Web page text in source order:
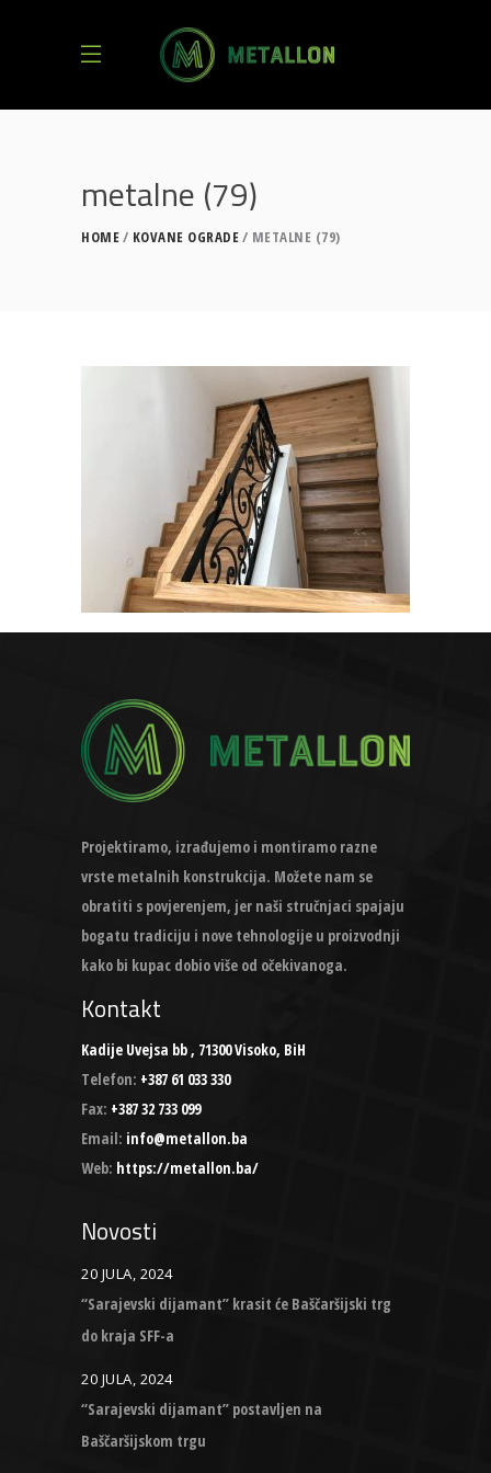
metalne (79)
HOME KOVANE OGRADE METALNE (79)
Projektiramo, izrađujemo i montiramo razne
vrste metalnih konstrukcija. Možete nam se
obratiti s povjerenjem, jer naši stručnjaci spajaju
bogatu tradiciju i nove tehnologije u proizvodnji
kako bi kupac dobio više od očekivanoga.
Kontakt
Kadije Uvejsa bb , 71300 Visoko, BiH
Telefon: +387 61 033 330
Fax: +387 32 733 099
Email: info@metallon.ba
Web: https://metallon.ba/
Novosti
20 JULA, 2024
“Sarajevski dijamant” krasit će Baščaršijski trg
do kraja SFF-a
20 JULA, 2024
“Sarajevski dijamant” postavljen na
Baščaršijskom trgu